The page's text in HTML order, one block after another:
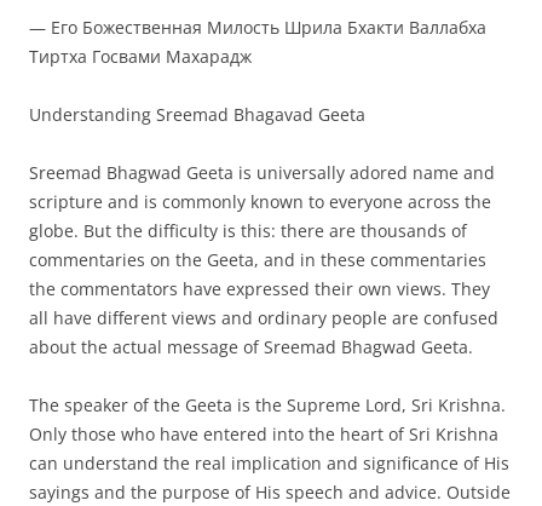
— Его Божественная Милость Шрила Бхакти Валлабха
Тиртха Госвами Махарадж
Understanding Sreemad Bhagavad Geeta
Sreemad Bhagwad Geeta is universally adored name and
scripture and is commonly known to everyone across the
globe. But the difficulty is this: there are thousands of
commentaries on the Geeta, and in these commentaries
the commentators have expressed their own views. They
all have different views and ordinary people are confused
about the actual message of Sreemad Bhagwad Geeta.
The speaker of the Geeta is the Supreme Lord, Sri Krishna.
Only those who have entered into the heart of Sri Krishna
can understand the real implication and significance of His
sayings and the purpose of His speech and advice. Outside